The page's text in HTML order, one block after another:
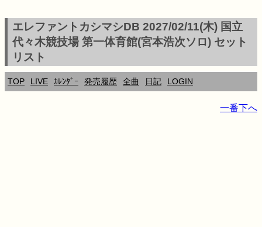
エレファントカシマシDB 2027/02/11(木) 国立
代々木競技場 第一体育館(宮本浩次ソロ) セット
リスト
TOP LIVE ｶﾚﾝﾀﾞｰ 発売履歴 全曲 日記 LOGIN
一番下へ